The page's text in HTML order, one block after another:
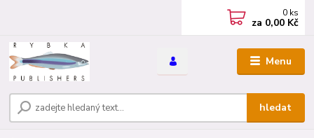
Menu
hledat
0 ks
za 0,00 Kč